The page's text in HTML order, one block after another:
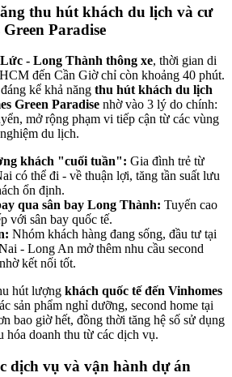
thu hút khách du lịch và cư
Paradise
- Long Thành thông xe, thời gian di
đến Cần Giờ chỉ còn khoảng 40 phút.
kể khả năng thu hút khách du lịch
Green Paradise nhờ vào 3 lý do chính:
mở rộng phạm vi tiếp cận từ các vùng
du lịch.
khách "cuối tuần": Gia đình trẻ từ
có thể đi - về thuận lợi, tăng tần suất lưu
ổn định.
qua sân bay Long Thành: Tuyến cao
với sân bay quốc tế.
Nhóm khách hàng đang sống, đầu tư tại
- Long An mở thêm nhu cầu second
kết nối tốt.
hút lượng khách quốc tế đến Vinhomes
sản phẩm nghỉ dưỡng, second home tại
bao giờ hết, đồng thời tăng hệ số sử dụng
doanh thu từ các dịch vụ.
dịch vụ và vận hành dự án